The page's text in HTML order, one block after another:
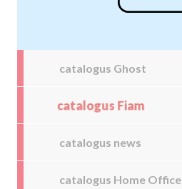
catalogus Ghost
catalogus Fiam
catalogus news
catalogus Home Office